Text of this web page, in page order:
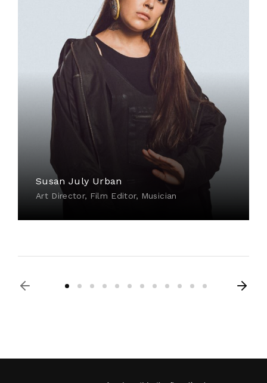
Susan July Urban
Art Director Film Editor Musician